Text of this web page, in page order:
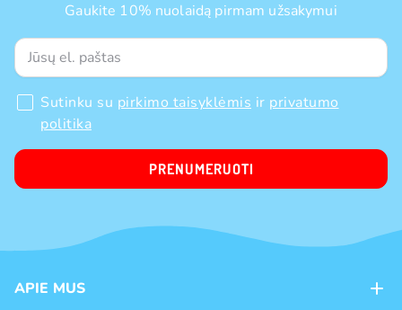
Gaukite 10% nuolaidą pirmam užsakymui
Sutinku su pirkimo taisyklėmis ir privatumo
politika
PRENUMERUOTI
APIE MUS